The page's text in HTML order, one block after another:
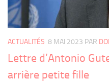
ACTUALITÉS 8 MAI 2023 PAR
Lettre d’Antonio
arrière petite fille